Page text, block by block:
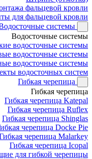
фальцевой кровли
для фальцевой кровли
системы
Водосточные системы
водосточные системы
водосточные системы
водосточные системы
водосточных систем
Гибкая черепица
Гибкая черепица
Гибкая черепица Katepal
Гибкая черепица Ruflex
Гибкая черепица Shinglas
черепица Docke Pie
черепица Malarkey
Гибкая черепица Icopal
для гибкой черепицы